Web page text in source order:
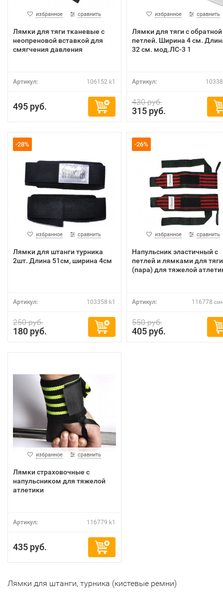
избранное сравнить
Лямки для тяги тканевые с
неопреновой вставкой для
смягчения давления
Артикул: 106152 k1
495 руб.
избранное сравнить
Лямки для тяги с обратной
петлей. Ширина 4 см.
32 см. мод.ЛС-3 1
Артикул:
430 руб.
315 руб.
-28%
избранное сравнить
Лямки для штанги турника
2шт. Длина 51см, ширина 4см
Артикул: 103358 k1
250 руб.
180 руб.
-26%
избранное сравнить
Напульсник эластичный с
петлей и лямками для тяги
(пара) для тяжелой
Артикул: 116778
550 руб.
405 руб.
избранное сравнить
Лямки страховочные с
напульсником для тяжелой
атлетики
Артикул: 116779 k1
435 руб.
Лямки для штанги, турника (кистевые ремни)